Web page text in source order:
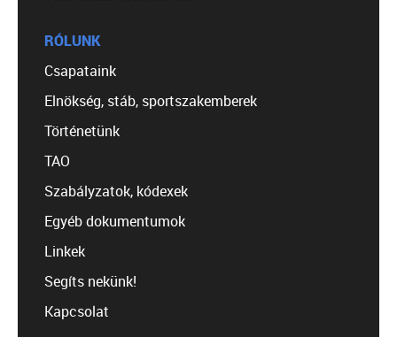
RÓLUNK
Csapataink
Elnökség, stáb, sportszakemberek
Történetünk
TAO
Szabályzatok, kódexek
Egyéb dokumentumok
Linkek
Segíts nekünk!
Kapcsolat